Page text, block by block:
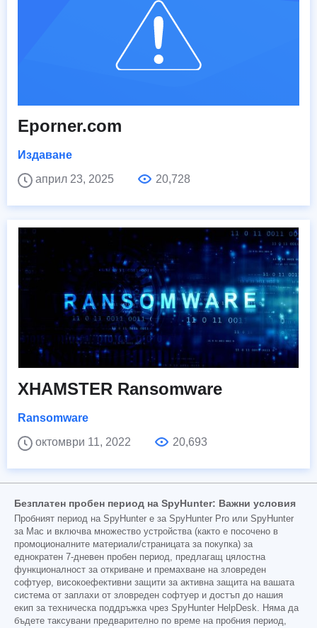
Eporner.com
Издаване
април 23, 2025
20,728
XHAMSTER Ransomware
Ransomware
октомври 11, 2022
20,693
Безплатен пробен период на SpyHunter: Важни условия
Пробният период на SpyHunter е за SpyHunter Pro или SpyHunter
за Mac и включва множество устройства (както е посочено в
промоционалните материали/страницата за покупка) за
еднократен 7-дневен пробен период, предлагащ цялостна
функционалност за откриване и премахване на зловреден
софтуер, високоефективни защити за активна защита на вашата
система от заплахи от зловреден софтуер и достъп до нашия
екип за техническа поддръжка чрез SpyHunter HelpDesk. Няма да
бъдете таксувани предварително по време на пробния период,